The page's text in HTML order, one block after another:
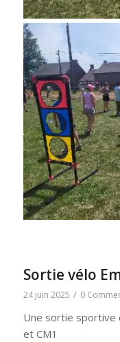
Sortie vélo
24 juin 2025 / 0
Une sortie sportive
et CM1